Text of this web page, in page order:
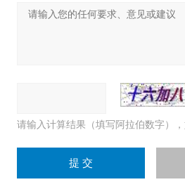
请输入计算结果（填写阿拉伯数字）